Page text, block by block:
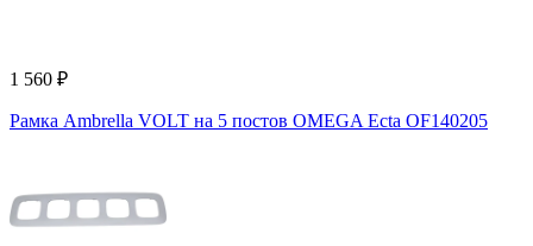
1 560 ₽
Рамка Ambrella VOLT на 5 постов OMEGA Ecta OF140205